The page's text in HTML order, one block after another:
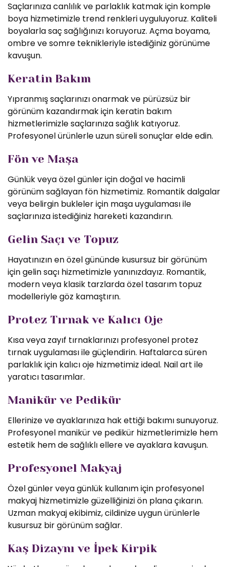
Saçlarınıza canlılık ve parlaklık katmak için komple
boya hizmetimizle trend renkleri uyguluyoruz. Kaliteli
boyalarla saç sağlığınızı koruyoruz. Açma boyama,
ombre ve somre teknikleriyle istediğiniz görünüme
kavuşun.
Keratin Bakım
Yıpranmış saçlarınızı onarmak ve pürüzsüz bir
görünüm kazandırmak için keratin bakım
hizmetlerimizle saçlarınıza sağlık katıyoruz.
Profesyonel ürünlerle uzun süreli sonuçlar elde edin.
Fön ve Maşa
Günlük veya özel günler için doğal ve hacimli
görünüm sağlayan fön hizmetimiz. Romantik dalgalar
veya belirgin bukleler için maşa uygulaması ile
saçlarınıza istediğiniz hareketi kazandırın.
Gelin Saçı ve Topuz
Hayatınızın en özel gününde kusursuz bir görünüm
için gelin saçı hizmetimizle yanınızdayız. Romantik,
modern veya klasik tarzlarda özel tasarım topuz
modelleriyle göz kamaştırın.
Protez Tırnak ve Kalıcı Oje
Kısa veya zayıf tırnaklarınızı profesyonel protez
tırnak uygulaması ile güçlendirin. Haftalarca süren
parlaklık için kalıcı oje hizmetimiz ideal. Nail art ile
yaratıcı tasarımlar.
Manikür ve Pedikür
Ellerinize ve ayaklarınıza hak ettiği bakımı sunuyoruz.
Profesyonel manikür ve pedikür hizmetlerimizle hem
estetik hem de sağlıklı ellere ve ayaklara kavuşun.
Profesyonel Makyaj
Özel günler veya günlük kullanım için profesyonel
makyaj hizmetimizle güzelliğinizi ön plana çıkarın.
Uzman makyaj ekibimiz, cildinize uygun ürünlerle
kusursuz bir görünüm sağlar.
Kaş Dizaynı ve İpek Kirpik